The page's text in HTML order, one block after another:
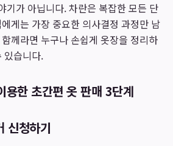
기가 아닙니다. 차란은 복잡한 모든 단
게는 가장 중요한 의사결정 과정만 남
께라면 누구나 손쉽게 옷장을 정리하
있습니다.
한 초간편 옷 판매 3단계
신청하기